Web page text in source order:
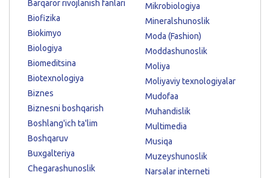
Barqaror rivojlanish fanlari
Biofizika
Biokimyo
Biologiya
Biomeditsina
Biotexnologiya
Biznes
Biznesni boshqarish
Boshlang'ich ta'lim
Boshqaruv
Buxgalteriya
Chegarashunoslik
Mikrobiologiya
Mineralshunoslik
Moda (Fashion)
Moddashunoslik
Moliya
Moliyaviy texnologiyalar
Mudofaa
Muhandislik
Multimedia
Musiqa
Muzeyshunoslik
Narsalar interneti